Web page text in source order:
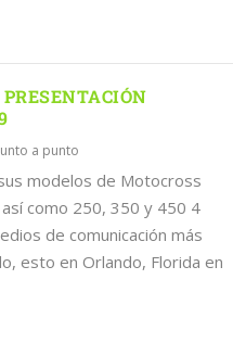
a punto
modelos de Motocross
como 250, 350 y 450 4
de comunicación más
esto en Orlando, Florida en